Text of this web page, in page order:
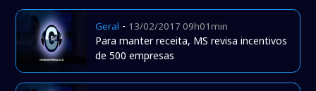
Geral - 13/02/2017 09h01min
Para manter receita, MS revisa incentivos
de 500 empresas